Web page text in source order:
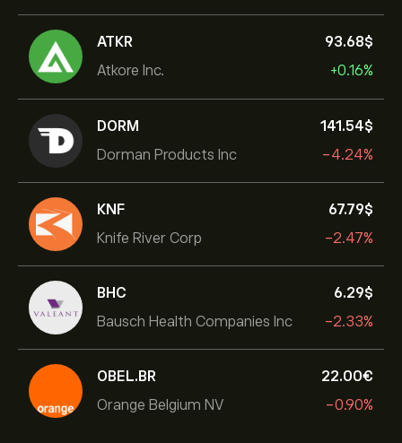
ATKR
Atkore Inc.
93.68‎$‎
+0.16%
DORM
Dorman Products Inc
141.54‎$‎
-4.24%
KNF
Knife River Corp
67.79‎$‎
-2.47%
BHC
Bausch Health Companies Inc
6.29‎$‎
-2.33%
OBEL.BR
Orange Belgium NV
22.00‎€‎
-0.90%